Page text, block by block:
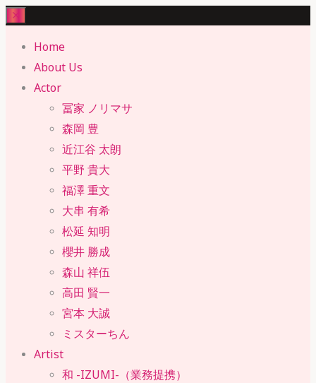
Skip
contentHome
About Us
Actor
冨家 ノリマサ
森岡 豊
近江谷 太朗
平野 貴大
福澤 重文
大串 有希
松延 知明
櫻井 勝成
森山 祥伍
高田 賢一
宮本 大誠
ミスターちん
Artist
和 -IZUMI-（業務提携）